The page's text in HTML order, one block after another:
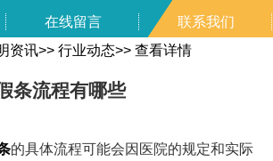
在线留言
联系我们
资讯>> 行业动态>> 查看详情
条流程有哪些
的具体流程可能会因医院的规定和实际